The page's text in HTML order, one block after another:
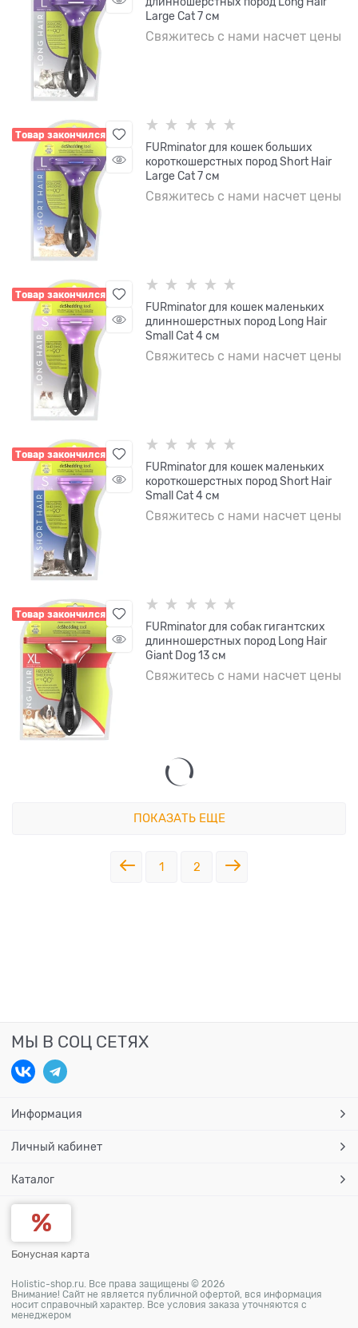
Large Cat 7 см
Свяжитесь с нами насчет цены
Товар закончился
FURminator для кошек больших
короткошерстных пород Short Hair
Large Cat 7 см
Свяжитесь с нами насчет цены
Товар закончился
FURminator для кошек маленьких
длинношерстных пород Long Hair
Small Cat 4 см
Свяжитесь с нами насчет цены
Товар закончился
FURminator для кошек маленьких
короткошерстных пород Short Hair
Small Cat 4 см
Свяжитесь с нами насчет цены
Товар закончился
FURminator для собак гигантских
длинношерстных пород Long Hair
Giant Dog 13 см
Свяжитесь с нами насчет цены
ПОКАЗАТЬ ЕЩЕ
1 2
МЫ В СОЦ СЕТЯХ
Информация
Личный кабинет
Каталог
Бонусная карта
Holistic-shop.ru. Все права защищены © 2026
Внимание! Сайт не является публичной офертой, вся информация
носит справочный характер. Все условия заказа уточняются с
менеджером